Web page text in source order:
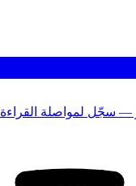
— سجّل لمواصلة القراءة